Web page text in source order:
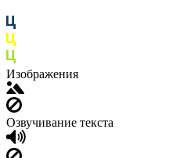
Изображения
Озвучивание текста